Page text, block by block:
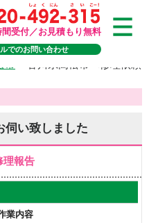
間受付／お見積もり無料
でのお問い合わせ
伺い致しました
理報告
業内容